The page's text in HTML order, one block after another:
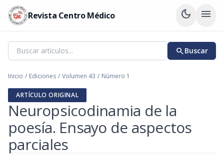
Revista Centro Médico dark_mode menu
searchBuscar
Inicio / Ediciones / Volumen 43 / Número 1
ARTÍCULO ORIGINAL
Neuropsicodinamia de la
poesía. Ensayo de aspectos
parciales